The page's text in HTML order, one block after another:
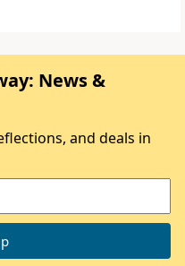
News &
and deals in